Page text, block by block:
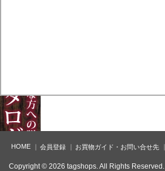
HOME 会員登録 お買物ガイド・お問い合せ先
Copyright © 2026 tagshops. All Rights Reserved.